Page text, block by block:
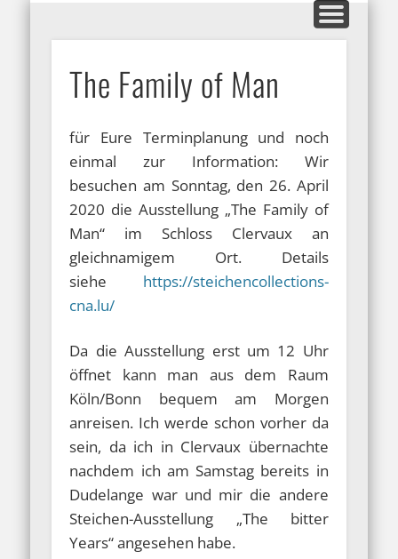
ARFO-Fotoclub
in Köln
The Family of Man
für Eure Terminplanung und noch
einmal zur Information: Wir
besuchen am Sonntag, den 26. April
2020 die Ausstellung „The Family of
Man“ im Schloss Clervaux an
gleichnamigem Ort. Details
siehe https://steichencollections-
cna.lu/
Da die Ausstellung erst um 12 Uhr
öffnet kann man aus dem Raum
Köln/Bonn bequem am Morgen
anreisen. Ich werde schon vorher da
sein, da ich in Clervaux übernachte
nachdem ich am Samstag bereits in
Dudelange war und mir die andere
Steichen-Ausstellung „The bitter
Years“ angesehen habe.